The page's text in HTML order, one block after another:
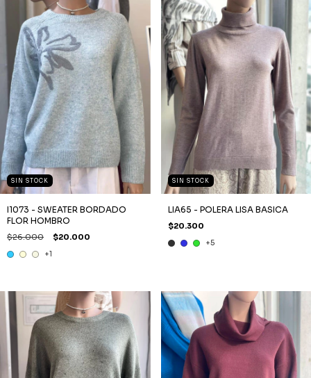
SIN STOCK
I1073 - SWEATER BORDADO
FLOR HOMBRO
$26.000 $20.000
+1
SIN STOCK
LIA65 - POLERA LISA BASICA
$20.300
+5